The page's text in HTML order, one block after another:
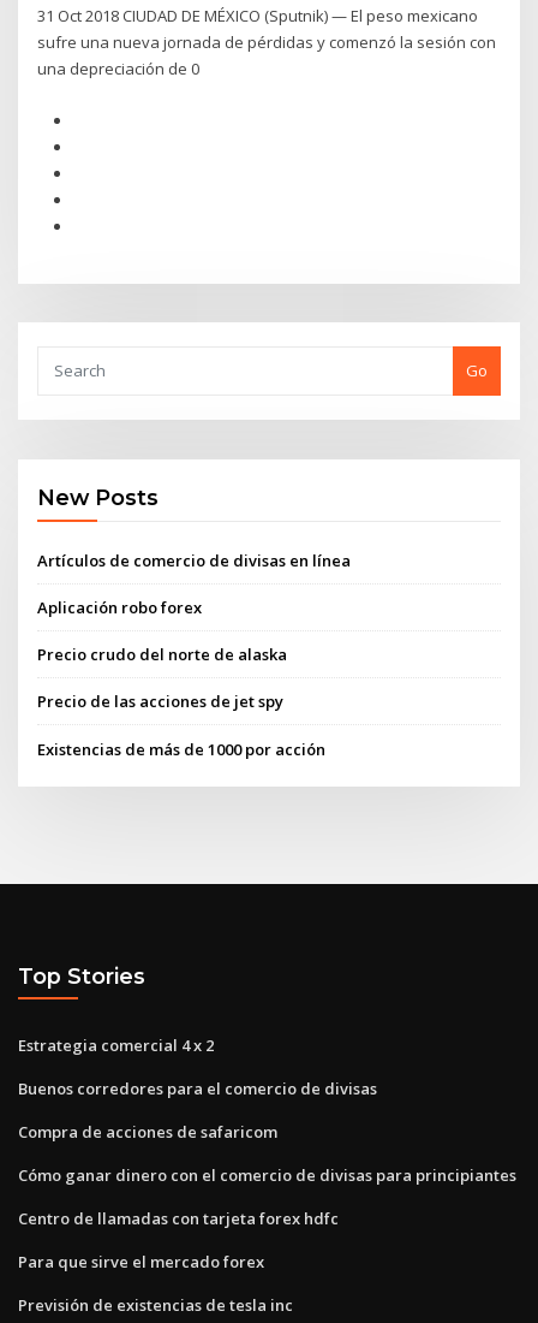
31 Oct 2018 CIUDAD DE MÉXICO (Sputnik) — El peso mexicano
sufre una nueva jornada de pérdidas y comenzó la sesión con
una depreciación de 0
Go
New Posts
Artículos de comercio de divisas en línea
Aplicación robo forex
Precio crudo del norte de alaska
Precio de las acciones de jet spy
Existencias de más de 1000 por acción
Top Stories
Estrategia comercial 4 x 2
Buenos corredores para el comercio de divisas
Compra de acciones de safaricom
Cómo ganar dinero con el comercio de divisas para principiantes
Centro de llamadas con tarjeta forex hdfc
Para que sirve el mercado forex
Previsión de existencias de tesla inc